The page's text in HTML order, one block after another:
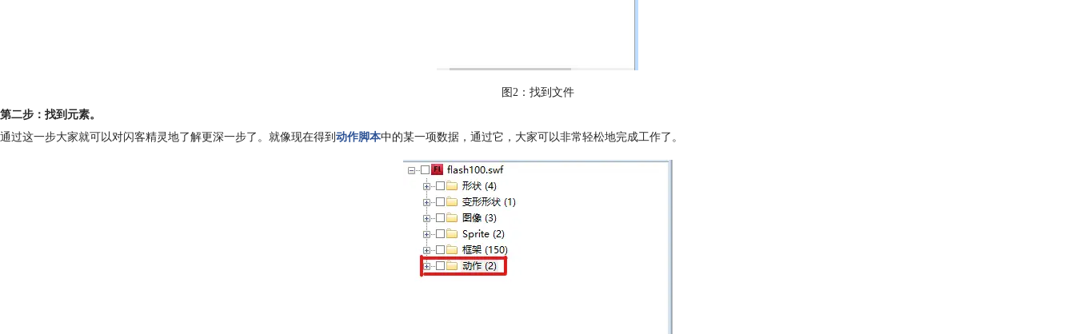
图2：找到文件
第二步：找到元素。
通过这一步大家就可以对闪客精灵地了解更深一步了。就像现在得到 动作脚本中的某一项数据，通过它，大家可以非常轻松地完成工作了。